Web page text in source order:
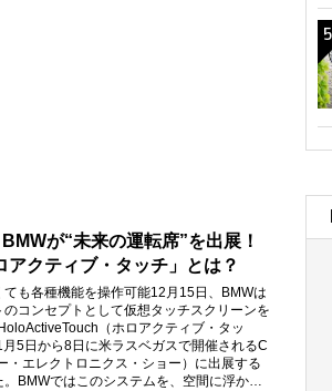
BMWが“未来の運転席”を出展！
アクティブ・タッチ」とは？
ても各種機能を操作可能12月15日、BMWは
コンセプトとして仮想タッチスクリーンを
（ホロアクティブ・タッ
5日から8日に米ラスベガスで開催されるC
・エレクトロニクス・ショー）に出展する
BMWではこのシステムを、空間に浮かん
5